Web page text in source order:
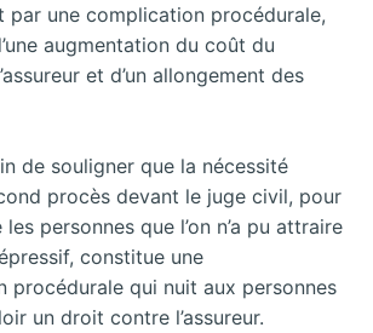
par une complication procédurale,
augmentation du coût du
et d’un allongement des
de souligner que la nécessité
procès devant le juge civil, pour
personnes que l’on n’a pu attraire
constitue une
procédurale qui nuit aux personnes
un droit contre l’assureur.